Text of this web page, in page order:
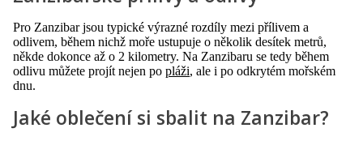
Pro Zanzibar jsou typické výrazné rozdíly mezi přílivem a
odlivem, během nichž moře ustupuje o několik desítek metrů,
někde dokonce až o 2 kilometry. Na Zanzibaru se tedy během
odlivu můžete projít nejen po pláži, ale i po odkrytém mořském
dnu.
Jaké oblečení si sbalit na Zanzibar?